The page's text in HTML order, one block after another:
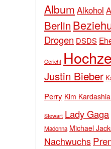
Album Alkohol
Berlin
Drogen DSDS
Gericht
Justin Bieber
Perry Kim
Stewart Lady Gaga
Madonna Michael
Nachwuchs